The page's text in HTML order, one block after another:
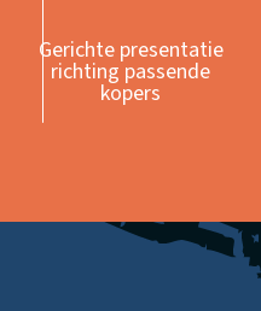
Gerichte presentatie
richting passende
kopers